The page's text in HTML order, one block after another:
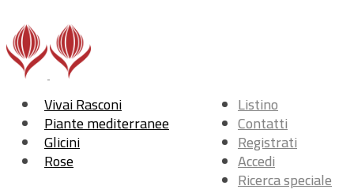
Listino
Contatti
Registrati
Accedi
Ricerca speciale
Vivai Rasconi
Piante mediterranee
Glicini
Rose